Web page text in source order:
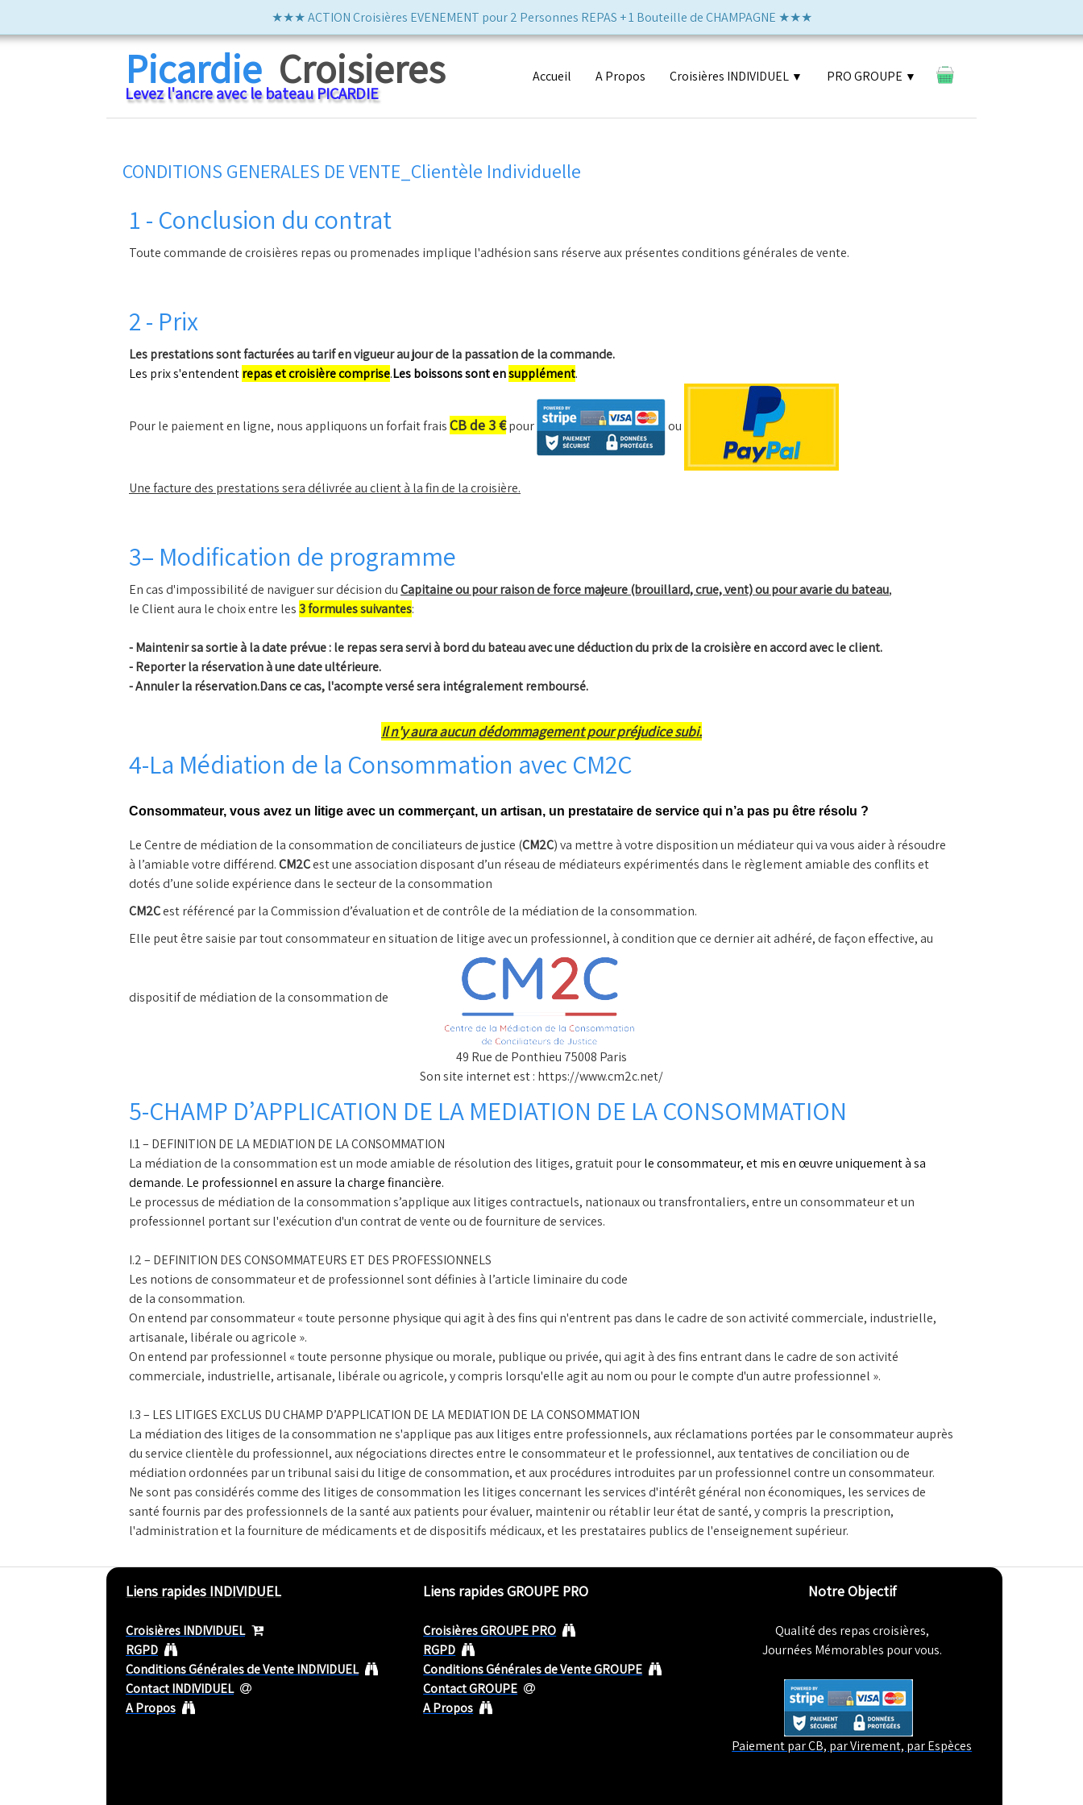
★★★ ACTION Croisières EVENEMENT pour 2 Personnes REPAS + 1 Bouteille de CHAMPAGNE ★★★
Picardie Croisieres
Levez l'ancre avec le bateau PICARDIE
Accueil A Propos Croisières INDIVIDUEL ▼ PRO GROUPE ▼
CONDITIONS GENERALES DE VENTE_Clientèle Individuelle
1 - Conclusion du contrat
Toute commande de croisières repas ou promenades implique l'adhésion sans réserve aux présentes conditions générales de vente.
2 - Prix
Les prestations sont facturées au tarif en vigueur au jour de la passation de la commande.
Les prix s'entendentrepas et croisière comprise.Les boissons sont ensupplément.
Pour le paiement en ligne, nous appliquons un forfait fraisCB de 3 €pour ou
Une facture des prestations sera délivrée au client à la fin de la croisière.
3– Modification de programme
En cas d'impossibilité de naviguer sur décision duCapitaine ou pour raison de force majeure (brouillard, crue, vent) ou pour avarie du bateau,
le Client aura le choix entre les3 formules suivantes:
- Maintenir sa sortie à la date prévue : le repas sera servi à bord du bateau avec une déduction du prix de la croisière en accord avec le client.
- Reporter la réservation à une date ultérieure.
- Annuler la réservation.Dans ce cas, l'acompte versé sera intégralement remboursé.
Il n'y aura aucun dédommagement pour préjudice subi.
4-La Médiation de la Consommation avec CM2C
Consommateur, vous avez un litige avec un commerçant, un artisan, un prestataire de service qui n’a pas pu être résolu ?
Le Centre de médiation de la consommation de conciliateurs de justice (CM2C) va mettre à votre disposition un médiateur qui va vous aider à résoudre
à l’amiable votre différend.CM2Cest une association disposant d’un réseau de médiateurs expérimentés dans le règlement amiable des conflits et
dotés d’une solide expérience dans le secteur de la consommation
CM2Cest référencé par la Commission d’évaluation et de contrôle de la médiation de la consommation.
Elle peut être saisie par tout consommateur en situation de litige avec un professionnel, à condition que ce dernier ait adhéré, de façon effective, au
dispositif de médiation de la consommation de
49 Rue de Ponthieu 75008 Paris
Son site internet est : https://www.cm2c.net/
5-CHAMP D’APPLICATION DE LA MEDIATION DE LA CONSOMMATION
I.1 – DEFINITION DE LA MEDIATION DE LA CONSOMMATION
La médiation de la consommation est un mode amiable de résolution des litiges, gratuit pourle consommateur, et mis en œuvre uniquement à sa
demande. Le professionnel en assure lacharge financière.
Le processus de médiation de la consommation s’applique aux litiges contractuels, nationaux ou transfrontaliers, entre un consommateur et un
professionnel portant sur l'exécution d'un contrat de vente ou de fourniture de services.
I.2 – DEFINITION DES CONSOMMATEURS ET DES PROFESSIONNELS
Les notions de consommateur et de professionnel sont définies à l’article liminaire du code
de la consommation.
On entend par consommateur « toute personne physique qui agit à des fins qui n'entrent pas dans le cadre de son activité commerciale, industrielle,
artisanale, libérale ou agricole ».
On entend par professionnel « toute personne physique ou morale, publique ou privée, qui agit à des fins entrant dans le cadre de son activité
commerciale, industrielle, artisanale, libérale ou agricole, y compris lorsqu'elle agit au nom ou pour le compte d'un autre professionnel ».
I.3 – LES LITIGES EXCLUS DU CHAMP D’APPLICATION DE LA MEDIATION DE LA CONSOMMATION
La médiation des litiges de la consommation ne s'applique pas aux litiges entre professionnels, aux réclamations portées par le consommateur auprès
du service clientèle du professionnel, aux négociations directes entre le consommateur et le professionnel, aux tentatives de conciliation ou de
médiation ordonnées par un tribunal saisi du litige de consommation, et aux procédures introduites par un professionnel contre un consommateur.
Ne sont pas considérés comme des litiges de consommation les litiges concernant les services d'intérêt général non économiques, les services de
santé fournis par des professionnels de la santé aux patients pour évaluer, maintenir ou rétablir leur état de santé, y compris la prescription,
l'administration et la fourniture de médicaments et de dispositifs médicaux, et les prestataires publics de l'enseignement supérieur.
Liens rapides INDIVIDUEL
Croisières INDIVIDUEL
RGPD
Conditions Générales de Vente INDIVIDUEL
Contact INDIVIDUEL
A Propos
Liens rapides GROUPE PRO
Croisières GROUPE PRO
RGPD
Conditions Générales de Vente GROUPE
Contact GROUPE
A Propos
Notre Objectif
Qualité des repas croisières,
Journées Mémorables pour vous.
Paiement par CB, par Virement, par Espèces